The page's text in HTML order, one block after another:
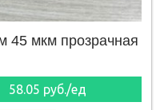
45 мкм прозрачная
58.05 руб./ед